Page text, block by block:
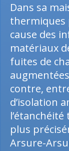
Dans sa
thermiques
cause des
matériaux
fuites de
contre,
d’isolation
plus
Arsure-